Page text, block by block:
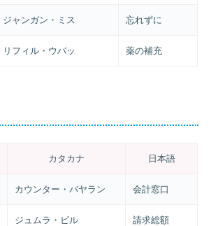
ジャンガン・ミス 忘れずに
リフィル・ウバッ 薬の補充
カタカナ 日本語
カウンター・バヤラン 会計窓口
ジュムラ・ビル 請求総額